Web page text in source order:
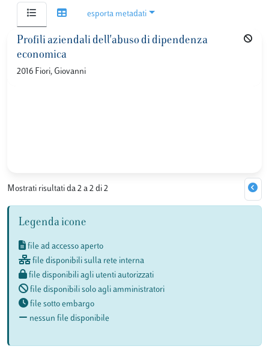
esporta metadati
Profili aziendali dell'abuso di dipendenza
economica
2016 Fiori, Giovanni
Mostrati risultati da 2 a 2 di 2
Legenda icone
file ad accesso aperto
file disponibili sulla rete interna
file disponibili agli utenti autorizzati
file disponibili solo agli amministratori
file sotto embargo
nessun file disponibile